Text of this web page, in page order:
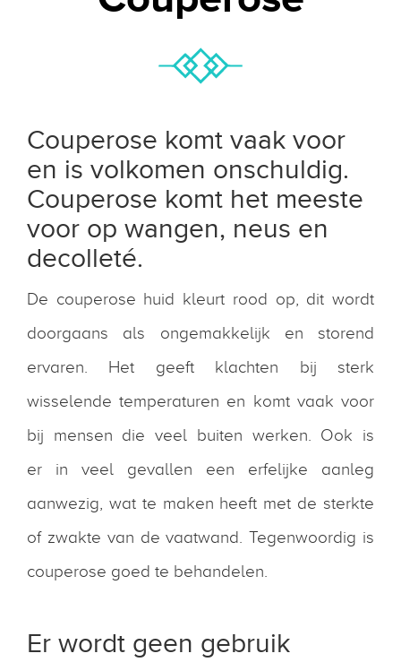
Couperose komt vaak voor
en is volkomen onschuldig.
Couperose komt het meeste
voor op wangen, neus en
decolleté.
De couperose huid kleurt rood op, dit wordt
doorgaans als ongemakkelijk en storend
ervaren. Het geeft klachten bij sterk
wisselende temperaturen en komt vaak voor
bij mensen die veel buiten werken. Ook is
er in veel gevallen een erfelijke aanleg
aanwezig, wat te maken heeft met de sterkte
of zwakte van de vaatwand. Tegenwoordig is
couperose goed te behandelen.
Er wordt geen gebruik